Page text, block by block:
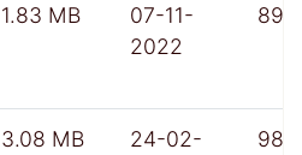
1.83 MB
07-11-
2022
899
3.08 MB
24-02-
985